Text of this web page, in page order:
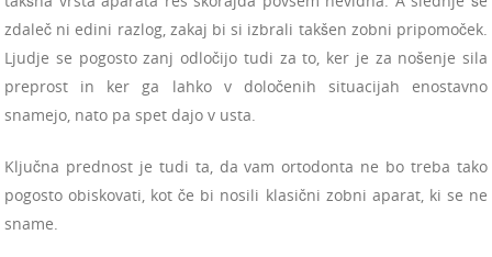
zdaleč ni edini razlog, zakaj bi si izbrali takšen zobni pripomoček.
Ljudje se pogosto zanj odločijo tudi za to, ker je za nošenje sila
preprost in ker ga lahko v določenih situacijah enostavno
snamejo, nato pa spet dajo v usta.
Ključna prednost je tudi ta, da vam ortodonta ne bo treba tako
pogosto obiskovati, kot če bi nosili klasični zobni aparat, ki se ne
sname.